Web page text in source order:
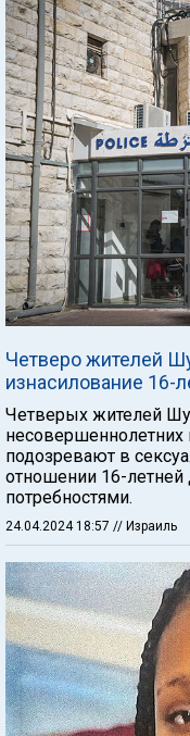
Четверо жителей
изнасилование 16-
Четверых жителей
несовершеннолетних
подозревают в
отношении 16-
потребностями.
24.04.2024 18:57 // Израиль